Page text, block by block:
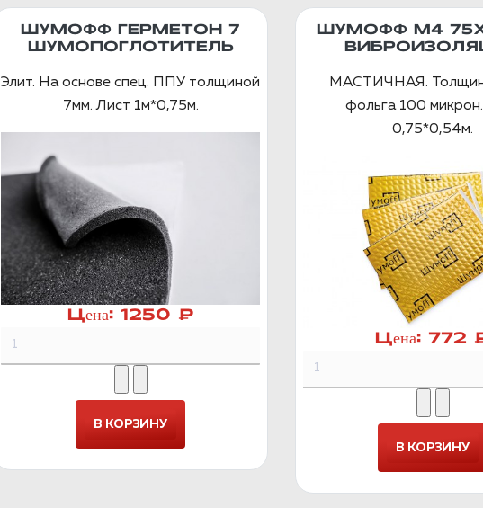
ШУМОФФ ГЕРМЕТОН 7
ШУМОПОГЛОТИТЕЛЬ
Элит. На основе спец. ППУ толщиной
7мм. Лист 1м*0,75м.
Цена: 1250 ₽
ШУМОФФ М4
МАСТИЧНАЯ.
фольга 100
0,75*0,54м.
Цена: 772